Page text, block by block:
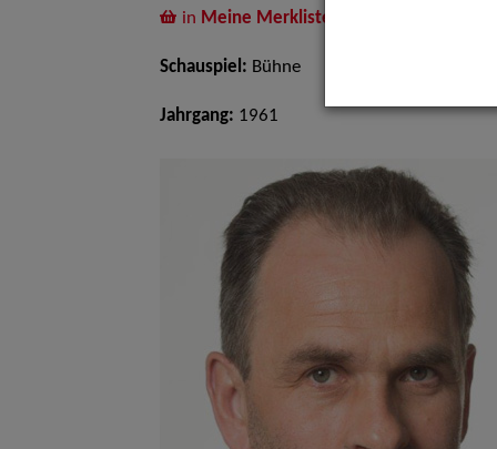
in Meine Merkliste
Schauspiel: Bühne
Jahrgang: 1961